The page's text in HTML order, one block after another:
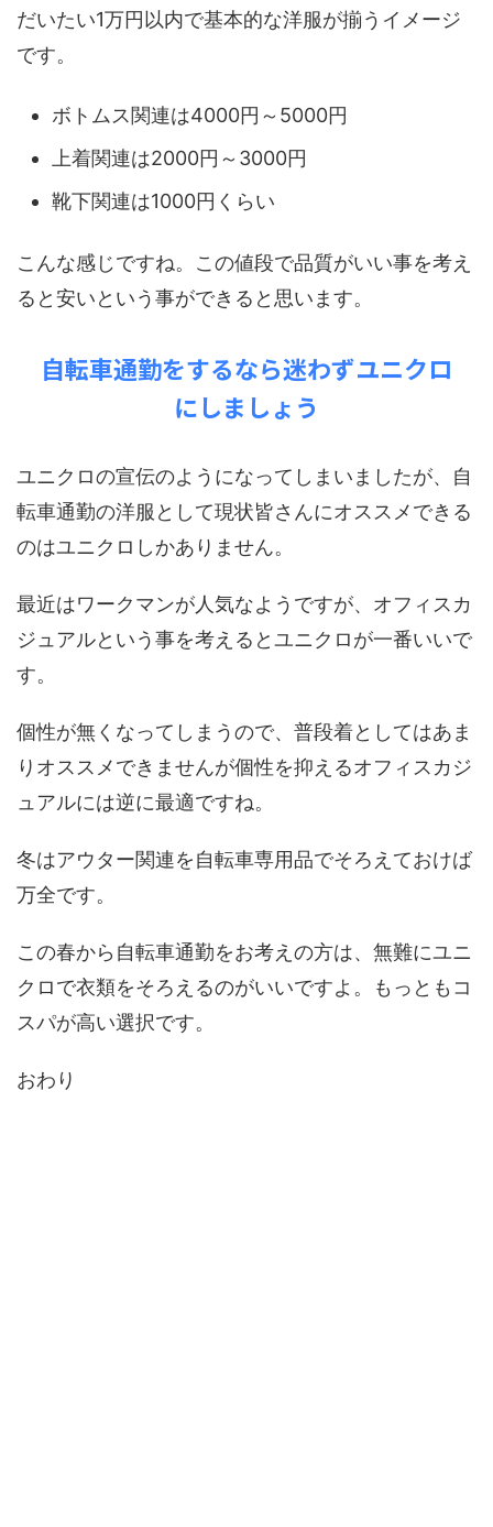
だいたい1万円以内で基本的な洋服が揃うイメージ
です。
ボトムス関連は4000円～5000円
上着関連は2000円～3000円
靴下関連は1000円くらい
こんな感じですね。この値段で品質がいい事を考え
ると安いという事ができると思います。
自転車通勤をするなら迷わずユニクロ
にしましょう
ユニクロの宣伝のようになってしまいましたが、自
転車通勤の洋服として現状皆さんにオススメできる
のはユニクロしかありません。
最近はワークマンが人気なようですが、オフィスカ
ジュアルという事を考えるとユニクロが一番いいで
す。
個性が無くなってしまうので、普段着としてはあま
りオススメできませんが個性を抑えるオフィスカジ
ュアルには逆に最適ですね。
冬はアウター関連を自転車専用品でそろえておけば
万全です。
この春から自転車通勤をお考えの方は、無難にユニ
クロで衣類をそろえるのがいいですよ。もっともコ
スパが高い選択です。
おわり